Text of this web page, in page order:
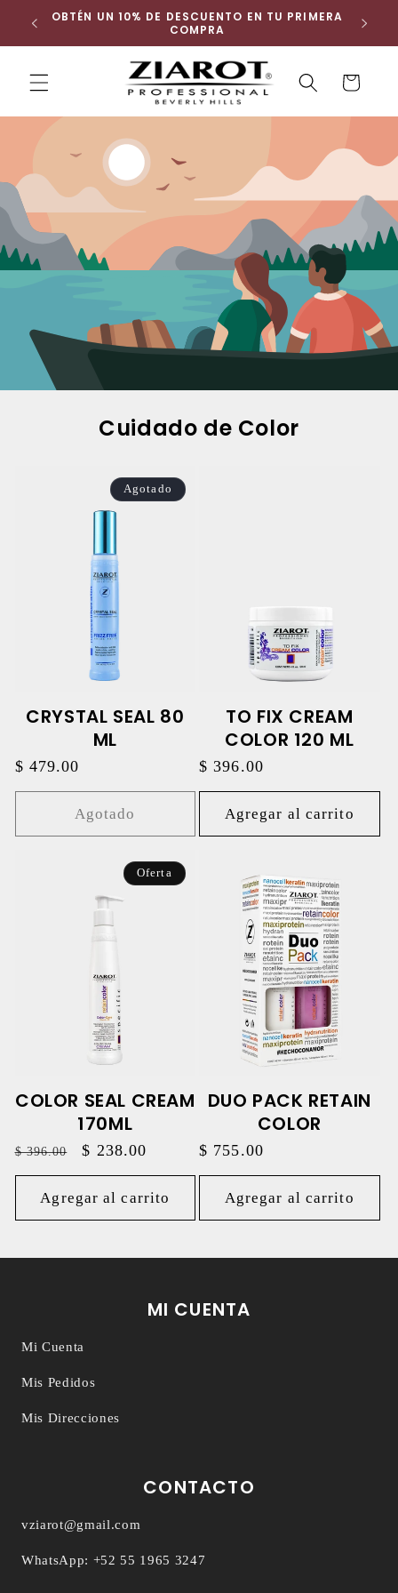
directamente
OBTÉN UN 10% DE DESCUENTO EN TU PRIMERA
COMPRA
Buscar Carrito
Cuidado de Color
Agotado
CRYSTAL SEAL 80
ML
Precio
habitual
$ 479.00
Agotado
TO FIX CREAM
COLOR 120 ML
Precio
habitual
$ 396.00
Agregar al carrito
Oferta
COLOR SEAL CREAM
170ML
Precio
habitual
$ 396.00
Precio
de
oferta
$ 238.00
Agregar al carrito
DUO PACK RETAIN
COLOR
Precio
habitual
$ 755.00
Agregar al carrito
MI CUENTA
Mi Cuenta
Mis Pedidos
Mis Direcciones
CONTACTO
vziarot@gmail.com
WhatsApp: +52 55 1965 3247